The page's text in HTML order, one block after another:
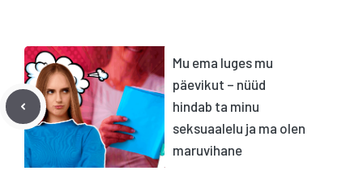
Mu ema luges mu
päevikut – nüüd
hindab ta minu
seksuaalelu ja ma olen
maruvihane